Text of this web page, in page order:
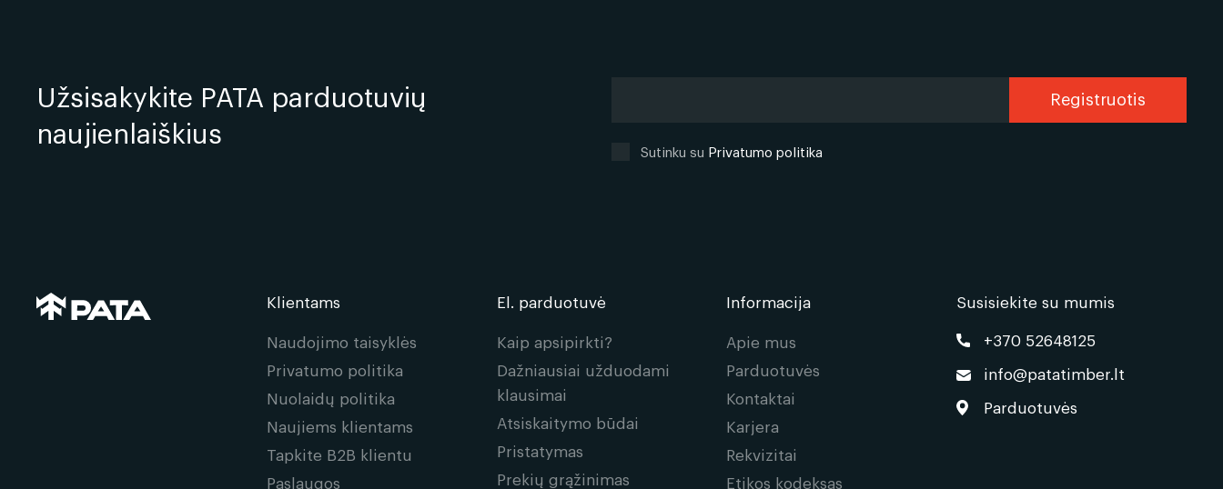
Užsisakykite PATA parduotuvių
naujienlaiškius
Sutinku su Privatumo politika
Klientams
Naudojimo taisyklės
Privatumo politika
Nuolaidų politika
Naujiems klientams
Tapkite B2B klientu
Paslaugos
El. parduotuvė
Kaip apsipirkti?
Dažniausiai užduodami
klausimai
Atsiskaitymo būdai
Pristatymas
Prekių grąžinimas
Informacija
Apie mus
Parduotuvės
Kontaktai
Karjera
Rekvizitai
Etikos kodeksas
Susisiekite su mumis
+370 52648125
info@patatimber.lt
Parduotuvės